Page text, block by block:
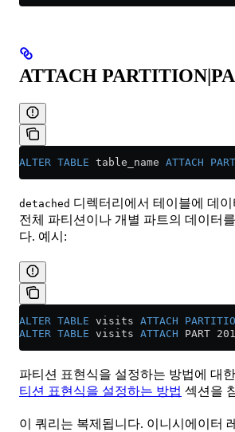
ATTACH
ALTER TABLE table_name ATTACH
detached 디렉터리에서 테이블에 데
전체 파티션이나 개별 파트의 데이터
다. 예시:
ALTER TABLE visits ATTACH
ALTER TABLE visits ATTACH PART
파티션 표현식을 설정하는 방법에 대
티션 표현식을 설정하는 방법 섹션을
이 쿼리는 복제됩니다. 이니시에이터